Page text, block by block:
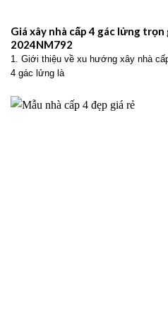
Giá xây nhà cấp 4 gác lửng trọn
2024NM792
1. Giới thiệu về xu hướng xây nhà
4 gác lửng là